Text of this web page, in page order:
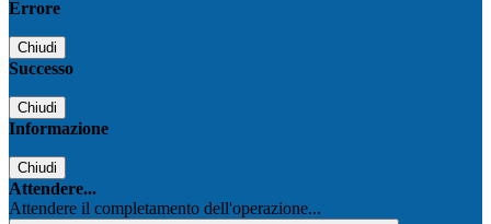
Errore
Chiudi
Successo
Chiudi
Informazione
Chiudi
Attendere...
Attendere il completamento dell'operazione...